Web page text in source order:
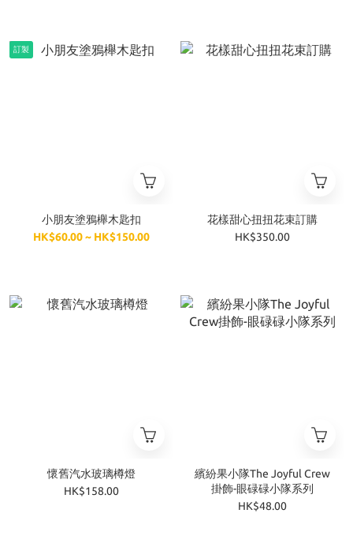
訂製
小朋友塗鴉櫸木匙扣
HK$60.00 ~ HK$150.00
花樣甜心扭扭花束訂購
HK$350.00
懷舊汽水玻璃樽燈
HK$158.00
繽紛果小隊The Joyful Crew
掛飾-眼碌碌小隊系列
HK$48.00